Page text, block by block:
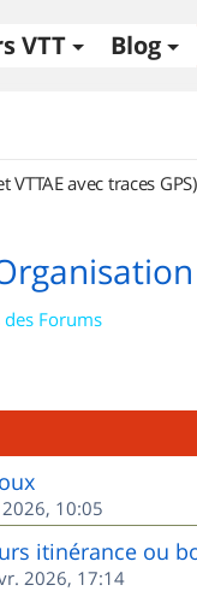
VTT Blog
VTTAE avec traces GPS)
Forums
10:05
itinérance ou
2026, 17:14